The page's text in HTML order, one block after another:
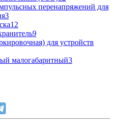
перенапряжений для
3
12
9
для устройств
малогабаритный3